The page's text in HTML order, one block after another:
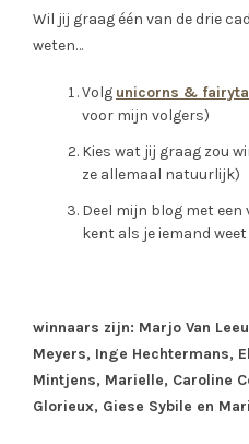
Wil jij graag één van de drie
weten…
Volg unicorns &
voor mijn volgers)
Kies wat jij graag zou
ze allemaal natuurlijk)
Deel mijn blog met
kent als je iemand weet
winnaars zijn: Marjo Van
Meyers, Inge Hechtermans,
Mintjens, Marielle, Caroline
Glorieux, Giese Sybile en